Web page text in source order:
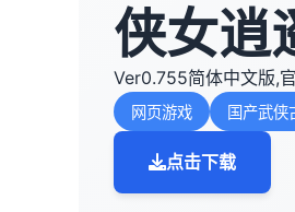
侠女逍
Ver0.755简体中文版,
网页游戏 国产武侠
点击下载